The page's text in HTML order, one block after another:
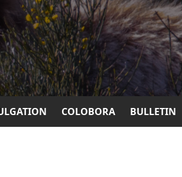
COLOBORA BULLETIN